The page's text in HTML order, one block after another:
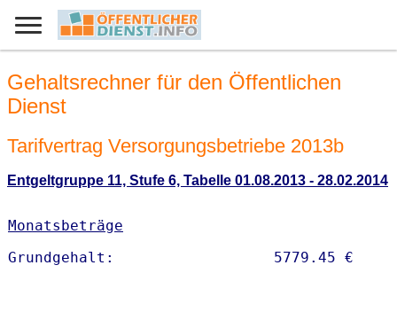
Gehaltsrechner für den Öffentlichen
Dienst
Tarifvertrag Versorgungsbetriebe 2013b
Entgeltgruppe 11, Stufe 6, Tabelle 01.08.2013 - 28.02.2014
Monatsbeträge